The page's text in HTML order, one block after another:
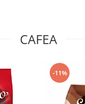
CAFEA
-11%